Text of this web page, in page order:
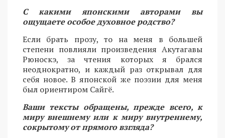
С какими японскими авторами вы
ощущаете особое духовное родство?
Если брать прозу, то на меня в большей
степени повлияли произведения Акутагавы
Рюноскэ, за чтения которых я брался
неоднократно, и каждый раз открывал для
себя новое. В японской же поэзии для меня
был ориентиром Сайгё.
Ваши тексты обращены, прежде всего, к
миру внешнему или к миру внутреннему,
сокрытому от прямого взгляда?